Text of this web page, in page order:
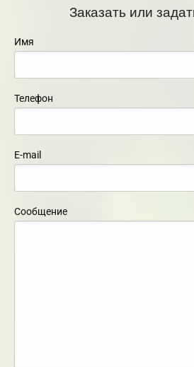
Заказать или
Имя
Телефон
E-mail
Сообщение